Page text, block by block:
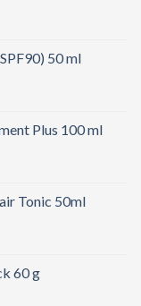
50 ml
Plus 100 ml
Tonic 50ml
60 g